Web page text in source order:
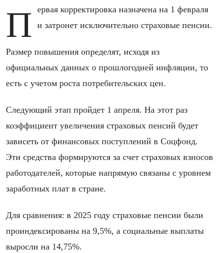
Первая корректировка назначена на 1 февраля и затронет исключительно страховые пенсии.
Размер повышения определят, исходя из
официальных данных о прошлогодней инфляции, то
есть с учетом роста потребительских цен.
Следующий этап пройдет 1 апреля. На этот раз
коэффициент увеличения страховых пенсий будет
зависеть от финансовых поступлений в Соцфонд.
Эти средства формируются за счет страховых взносов
работодателей, которые напрямую связаны с уровнем
заработных плат в стране.
Для сравнения: в 2025 году страховые пенсии были
проиндексированы на 9,5%, а социальные выплаты
выросли на 14,75%.